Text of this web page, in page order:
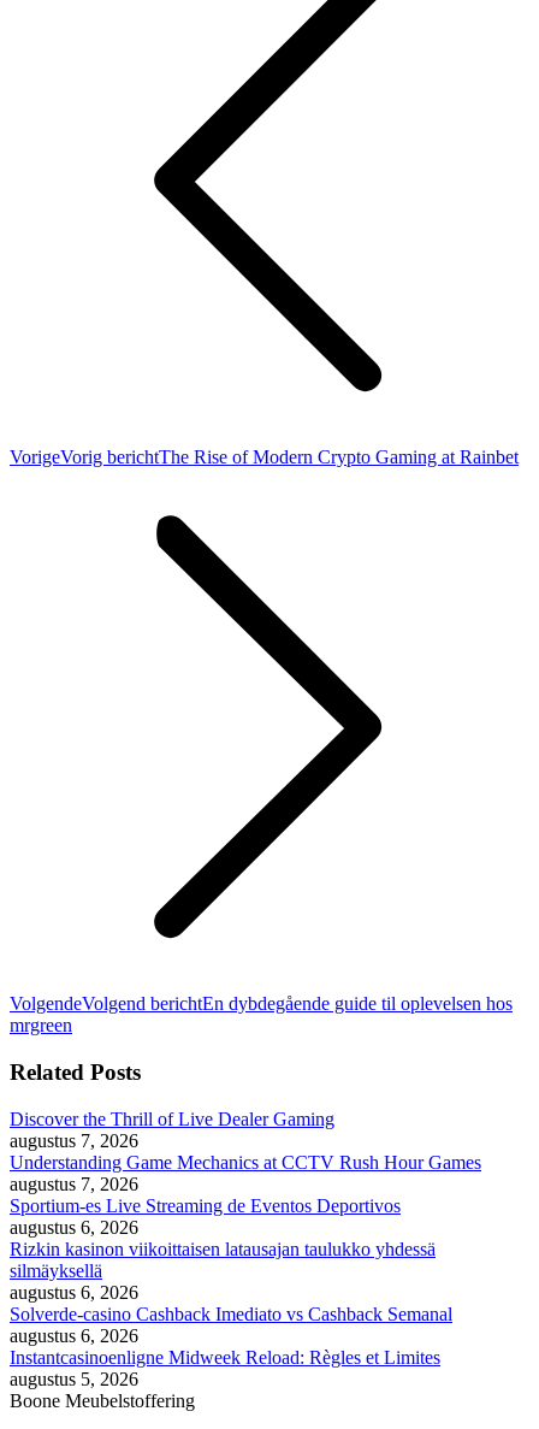
VorigeVorig berichtThe Rise of Modern Crypto Gaming at Rainbet
VolgendeVolgend berichtEn dybdegående guide til oplevelsen hos
mrgreen
Related Posts
Discover the Thrill of Live Dealer Gaming
augustus 7, 2026
Understanding Game Mechanics at CCTV Rush Hour Games
augustus 7, 2026
Sportium-es Live Streaming de Eventos Deportivos
augustus 6, 2026
Rizkin kasinon viikoittaisen latausajan taulukko yhdessä
silmäyksellä
augustus 6, 2026
Solverde-casino Cashback Imediato vs Cashback Semanal
augustus 6, 2026
Instantcasinoenligne Midweek Reload: Règles et Limites
augustus 5, 2026
Boone Meubelstoffering